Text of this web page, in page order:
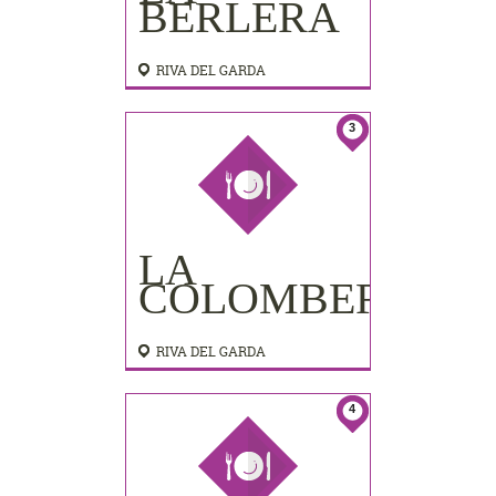
BERLERA
RIVA DEL GARDA
3
LA
COLOMBERA
RIVA DEL GARDA
4